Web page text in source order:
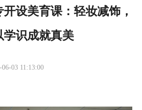
设美育课：轻妆减饰，
学识成就真美
06-03 11:13:00